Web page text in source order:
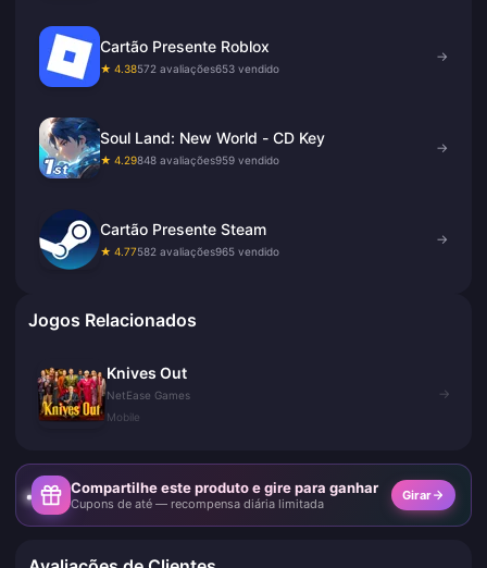
Cartão Presente Roblox
★ 4.38572 avaliações653 vendido
→
Soul Land: New World - CD Key
★ 4.29848 avaliações959 vendido
→
Cartão Presente Steam
★ 4.77582 avaliações965 vendido
→
Jogos Relacionados
Knives Out
NetEase Games
Mobile
→
Compartilhe este produto e gire para ganhar
Cupons de até — recompensa diária limitada
Girar